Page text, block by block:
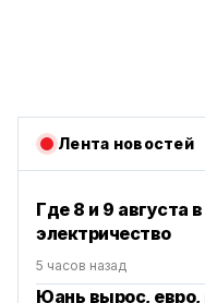
Лента новостей
Где 8 и 9 августа
электричество
5 часов назад
Юань вырос, евро,